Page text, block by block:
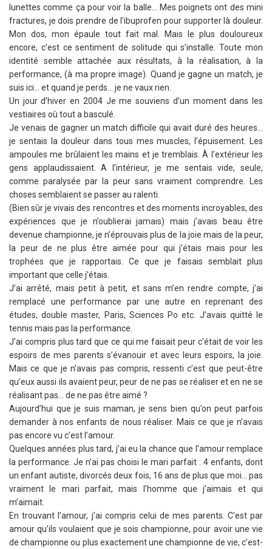
lunettes comme ça pour voir la balle… Mes poignets ont des mini
fractures, je dois prendre de l’ibuprofen pour supporter là douleur.
Mon dos, mon épaule tout fait mal. Mais le plus douloureux
encore, c’est ce sentiment de solitude qui s’installe. Toute mon
identité semble attachée aux résultats, à la réalisation, à la
performance, (à ma propre image). Quand je gagne un match, je
suis ici… et quand je perds… je ne vaux rien.
Un jour d’hiver en 2004 Je me souviens d’un moment dans les
vestiaires où tout a basculé.
Je venais de gagner un match difficile qui avait duré des heures…
je sentais la douleur dans tous mes muscles, l’épuisement. Les
ampoules me brûlaient les mains et je tremblais. À l’extérieur les
gens applaudissaient. A l’intérieur, je me sentais vide, seule,
comme paralysée par la peur sans vraiment comprendre. Les
choses semblaient se passer au ralenti.
(Bien sûr je vivais des rencontres et des moments incroyables, des
expériences que je n’oublierai jamais) mais j’avais beau être
devenue championne, je n’éprouvais plus de la joie mais de la peur,
la peur de ne plus être aimée pour qui j’étais mais pour les
trophées que je rapportais. Ce que je faisais semblait plus
important que celle j’étais.
J’ai arrêté, mais petit à petit, et sans m’en rendre compte, j’ai
remplacé une performance par une autre en reprenant des
études, double master, Paris, Sciences Po etc. J’avais quitté le
tennis mais pas la performance.
J’ai compris plus tard que ce qui me faisait peur c’était de voir les
espoirs de mes parents s’évanouir et avec leurs espoirs, la joie.
Mais ce que je n’avais pas compris, ressenti c’est que peut-être
qu’eux aussi ils avaient peur, peur de ne pas se réaliser et en ne se
réalisant pas… de ne pas être aimé ?
Aujourd’hui que je suis maman, je sens bien qu’on peut parfois
demander à nos enfants de nous réaliser. Mais ce que je n’avais
pas encore vu c’est l’amour.
Quelques années plus tard, j’ai eu la chance que l’amour remplace
la performance. Je n’ai pas choisi le mari parfait : 4 enfants, dont
un enfant autiste, divorcés deux fois, 16 ans de plus que moi… pas
vraiment le mari parfait, mais l’homme que j’aimais et qui
m’aimait.
En trouvant l’amour, j’ai compris celui de mes parents. C’est par
amour qu’ils voulaient que je sois championne, pour avoir une vie
de championne ou plus exactement une championne de vie, c’est-